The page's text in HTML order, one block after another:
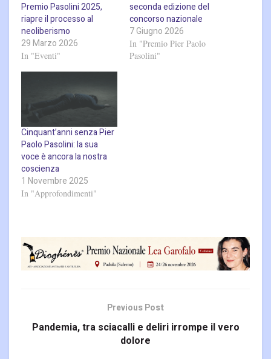
Premio Pasolini 2025,
riapre il processo al
neoliberismo
29 Marzo 2026
In "Eventi"
seconda edizione del
concorso nazionale
7 Giugno 2026
In "Premio Pier Paolo
Pasolini"
Cinquant’anni senza Pier
Paolo Pasolini: la sua
voce è ancora la nostra
coscienza
1 Novembre 2025
In "Approfondimenti"
Previous Post
Pandemia, tra sciacalli e deliri irrompe il vero
dolore